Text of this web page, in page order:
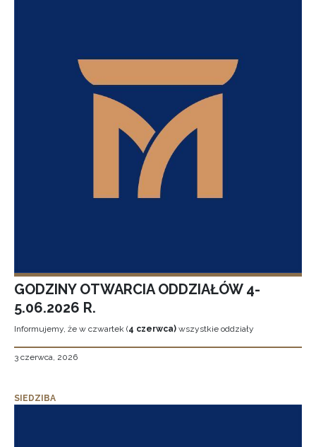
GODZINY OTWARCIA ODDZIAŁÓW 4-
5.06.2026 R.
Informujemy, że w czwartek (4 czerwca) wszystkie oddziały
3 czerwca, 2026
SIEDZIBA